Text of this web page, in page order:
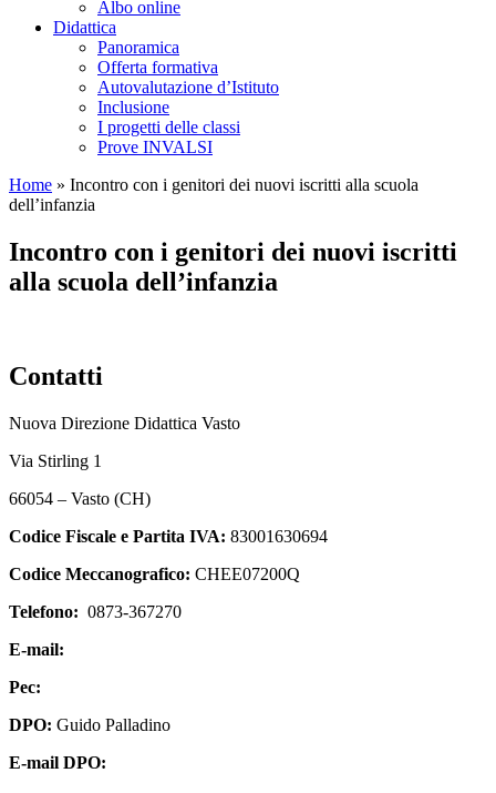
Albo online
Didattica
Panoramica
Offerta formativa
Autovalutazione d’Istituto
Inclusione
I progetti delle classi
Prove INVALSI
Home » Incontro con i genitori dei nuovi iscritti alla scuola
dell’infanzia
Incontro con i genitori dei nuovi iscritti
alla scuola dell’infanzia
Contatti
Nuova Direzione Didattica Vasto
Via Stirling 1
66054 – Vasto (CH)
Codice Fiscale e Partita IVA: 83001630694
Codice Meccanografico: CHEE07200Q
Telefono: 0873-367270
E-mail:
Pec:
DPO: Guido Palladino
E-mail DPO: